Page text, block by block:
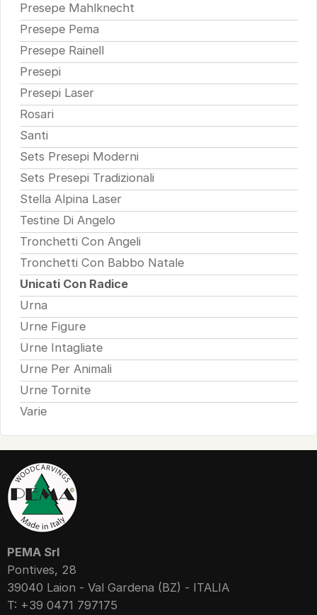
Presepe Mahlknecht
Presepe Pema
Presepe Rainell
Presepi
Presepi Laser
Rosari
Santi
Sets Presepi Moderni
Sets Presepi Tradizionali
Stella Alpina Laser
Testine Di Angelo
Tronchetti Con Angeli
Tronchetti Con Babbo Natale
Unicati Con Radice
Urna
Urne Figure
Urne Intagliate
Urne Per Animali
Urne Tornite
Varie
PEMA Srl
Pontives, 28
39040 Laion - Val Gardena (BZ) - ITALIA
T: +39 0471 797175